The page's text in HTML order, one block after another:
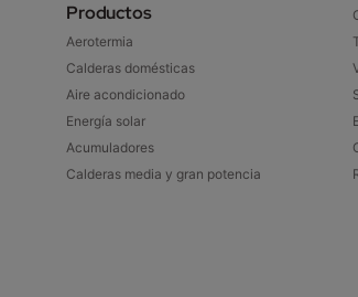
Productos
Aerotermia
Calderas domésticas​
Aire acondicionado​
Energía solar
Acumuladores​
Calderas media y gran potencia